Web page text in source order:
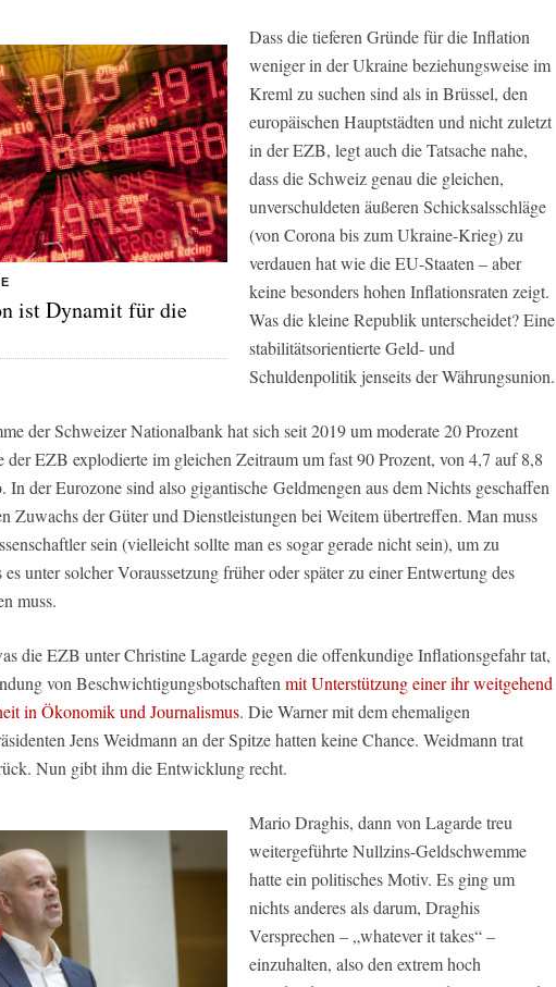
ist Dynamit für die
Dass die tieferen Gründe für die Inflation
weniger in der Ukraine beziehungsweise im
Kreml zu suchen sind als in Brüssel, den
europäischen Hauptstädten und nicht zuletzt
in der EZB, legt auch die Tatsache nahe,
dass die Schweiz genau die gleichen,
unverschuldeten äußeren Schicksalsschläge
(von Corona bis zum Ukraine-Krieg) zu
verdauen hat wie die EU-Staaten – aber
keine besonders hohen Inflationsraten zeigt.
Was die kleine Republik unterscheidet? Eine
stabilitätsorientierte Geld- und
Schuldenpolitik jenseits der Währungsunion.
der Schweizer Nationalbank hat sich seit 2019 um moderate 20 Prozent
der EZB explodierte im gleichen Zeitraum um fast 90 Prozent, von 4,7 auf 8,8
In der Eurozone sind also gigantische Geldmengen aus dem Nichts geschaffen
Zuwachs der Güter und Dienstleistungen bei Weitem übertreffen. Man muss
sein (vielleicht sollte man es sogar gerade nicht sein), um zu
es unter solcher Voraussetzung früher oder später zu einer Entwertung des
muss.
die EZB unter Christine Lagarde gegen die offenkundige Inflationsgefahr tat,
von Beschwichtigungsbotschaften mit Unterstützung einer ihr weitgehend
in Ökonomik und Journalismus. Die Warner mit dem ehemaligen
Jens Weidmann an der Spitze hatten keine Chance. Weidmann trat
Nun gibt ihm die Entwicklung recht.
Mario Draghis, dann von Lagarde treu
weitergeführte Nullzins-Geldschwemme
hatte ein politisches Motiv. Es ging um
nichts anderes als darum, Draghis
Versprechen – „whatever it takes“ –
einzuhalten, also den extrem hoch